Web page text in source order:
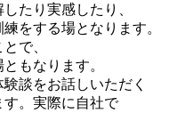
たり実感したり、
をする場となります。
で、
もなります。
談をお話しいただく
。実際に自社で